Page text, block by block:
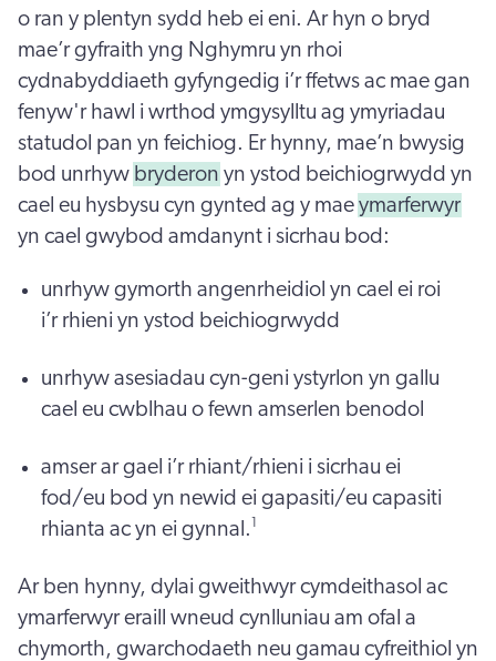
o ran y plentyn sydd heb ei eni. Ar hyn o bryd
mae’r gyfraith yng Nghymru yn rhoi
cydnabyddiaeth gyfyngedig i’r ffetws ac mae gan
fenyw'r hawl i wrthod ymgysylltu ag ymyriadau
statudol pan yn feichiog. Er hynny, mae’n bwysig
bod unrhyw bryderon yn ystod beichiogrwydd yn
cael eu hysbysu cyn gynted ag y mae ymarferwyr
yn cael gwybod amdanynt i sicrhau bod:
unrhyw gymorth angenrheidiol yn cael ei roi
i’r rhieni yn ystod beichiogrwydd
unrhyw asesiadau cyn-geni ystyrlon yn gallu
cael eu cwblhau o fewn amserlen benodol
amser ar gael i’r rhiant/rhieni i sicrhau ei
fod/eu bod yn newid ei gapasiti/eu capasiti
rhianta ac yn ei gynnal.1
Ar ben hynny, dylai gweithwyr cymdeithasol ac
ymarferwyr eraill wneud cynlluniau am ofal a
chymorth, gwarchodaeth neu gamau cyfreithiol yn